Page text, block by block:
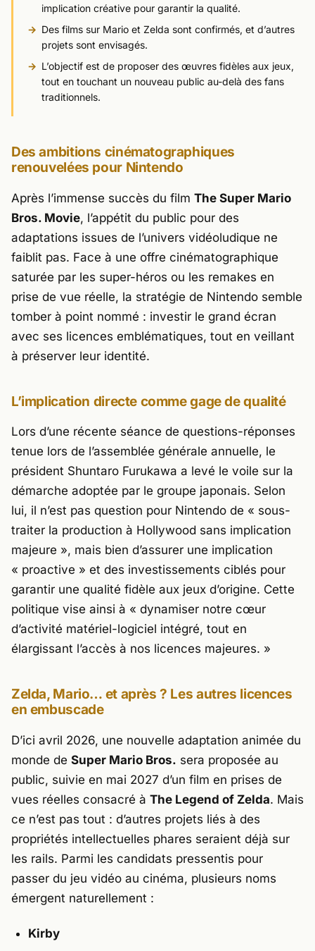
implication créative pour garantir la qualité.
Des films sur Mario et Zelda sont confirmés, et d’autres
projets sont envisagés.
L’objectif est de proposer des œuvres fidèles aux jeux,
tout en touchant un nouveau public au-delà des fans
traditionnels.
Des ambitions cinématographiques
renouvelées pour Nintendo
Après l’immense succès du film The Super Mario
Bros. Movie, l’appétit du public pour des
adaptations issues de l’univers vidéoludique ne
faiblit pas. Face à une offre cinématographique
saturée par les super-héros ou les remakes en
prise de vue réelle, la stratégie de Nintendo semble
tomber à point nommé : investir le grand écran
avec ses licences emblématiques, tout en veillant
à préserver leur identité.
L’implication directe comme gage de qualité
Lors d’une récente séance de questions-réponses
tenue lors de l’assemblée générale annuelle, le
président Shuntaro Furukawa a levé le voile sur la
démarche adoptée par le groupe japonais. Selon
lui, il n’est pas question pour Nintendo de « sous-
traiter la production à Hollywood sans implication
majeure », mais bien d’assurer une implication
« proactive » et des investissements ciblés pour
garantir une qualité fidèle aux jeux d’origine. Cette
politique vise ainsi à « dynamiser notre cœur
d’activité matériel-logiciel intégré, tout en
élargissant l’accès à nos licences majeures. »
Zelda, Mario… et après ? Les autres licences
en embuscade
D’ici avril 2026, une nouvelle adaptation animée du
monde de Super Mario Bros. sera proposée au
public, suivie en mai 2027 d’un film en prises de
vues réelles consacré à The Legend of Zelda. Mais
ce n’est pas tout : d’autres projets liés à des
propriétés intellectuelles phares seraient déjà sur
les rails. Parmi les candidats pressentis pour
passer du jeu vidéo au cinéma, plusieurs noms
émergent naturellement :
Kirby